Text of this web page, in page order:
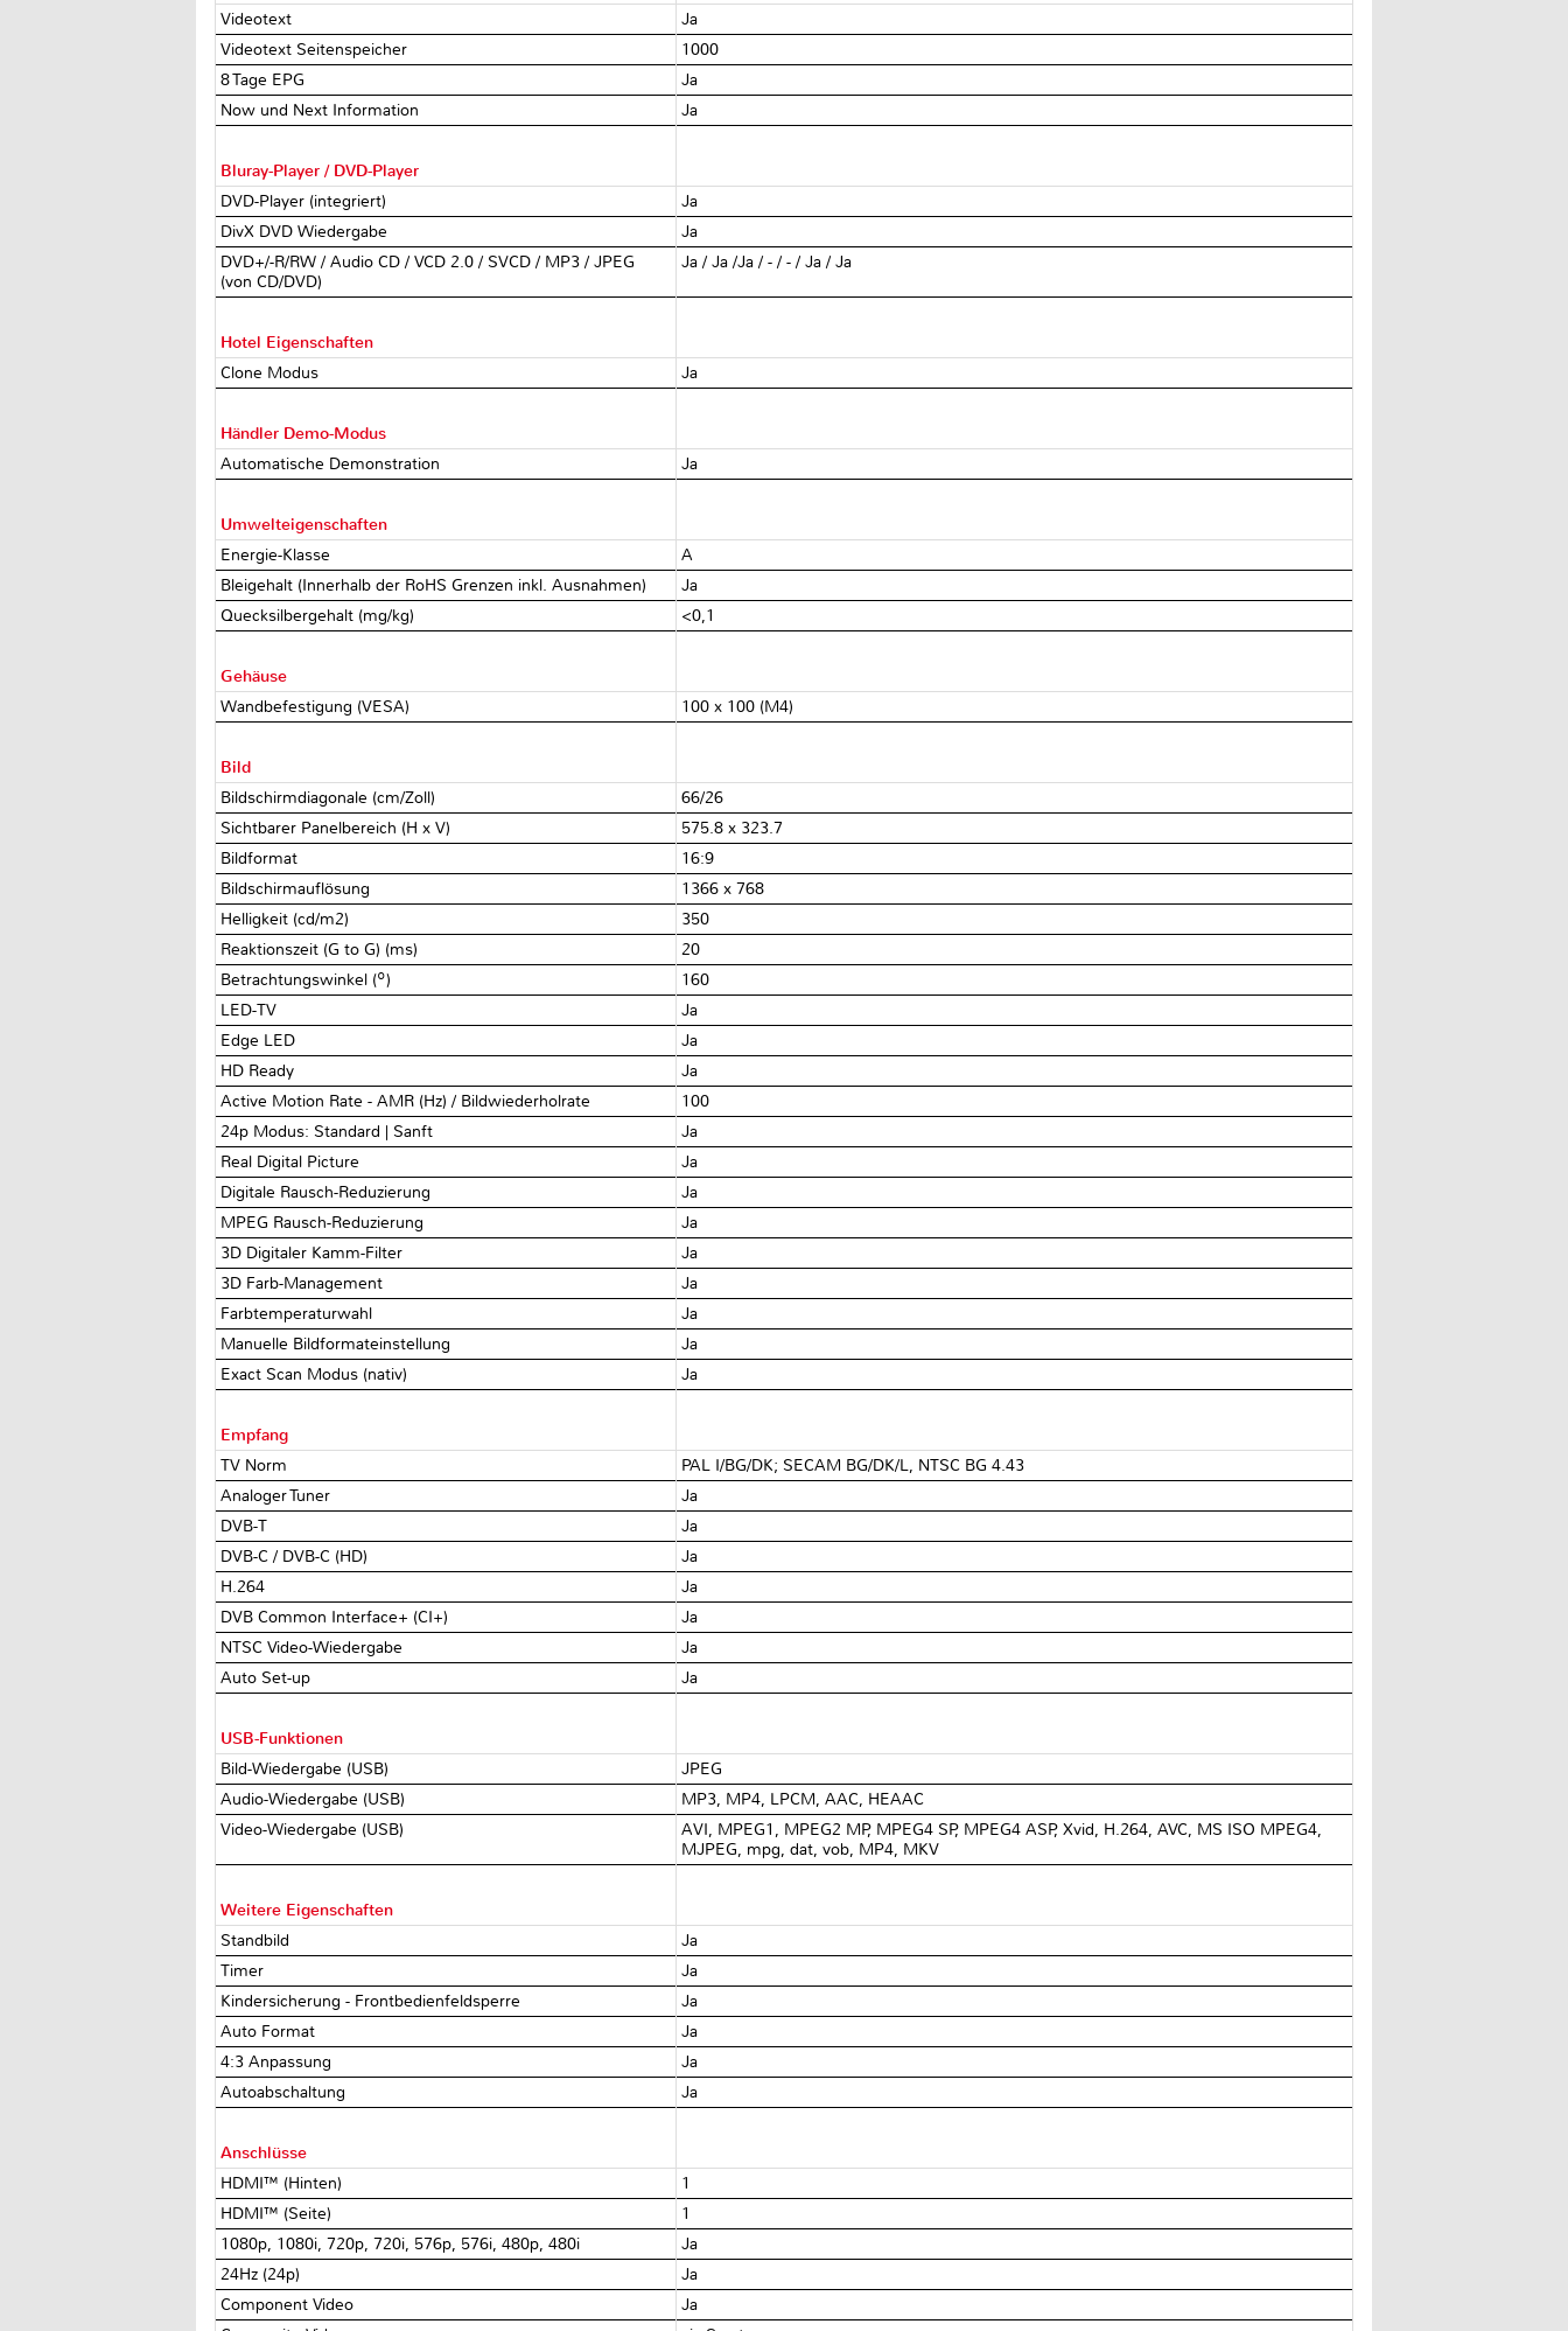
Videotext
Ja
Videotext Seitenspeicher
1000
8 Tage EPG
Ja
Now und Next Information
Ja
Bluray-Player / DVD-Player
DVD-Player (integriert)
Ja
DivX DVD Wiedergabe
Ja
DVD+/-R/RW / Audio CD / VCD 2.0 / SVCD / MP3 / JPEG
(von CD/DVD)
Ja / Ja /Ja / - / - / Ja / Ja
Hotel Eigenschaften
Clone Modus
Ja
Händler Demo-Modus
Automatische Demonstration
Ja
Umwelteigenschaften
Energie-Klasse
A
Bleigehalt (Innerhalb der RoHS Grenzen inkl. Ausnahmen)
Ja
Quecksilbergehalt (mg/kg)
<0,1
Gehäuse
Wandbefestigung (VESA)
100 x 100 (M4)
Bild
Bildschirmdiagonale (cm/Zoll)
66/26
Sichtbarer Panelbereich (H x V)
575.8 x 323.7
Bildformat
16:9
Bildschirmauflösung
1366 x 768
Helligkeit (cd/m2)
350
Reaktionszeit (G to G) (ms)
20
Betrachtungswinkel (º)
160
LED-TV
Ja
Edge LED
Ja
HD Ready
Ja
Active Motion Rate - AMR (Hz) / Bildwiederholrate
100
24p Modus: Standard | Sanft
Ja
Real Digital Picture
Ja
Digitale Rausch-Reduzierung
Ja
MPEG Rausch-Reduzierung
Ja
3D Digitaler Kamm-Filter
Ja
3D Farb-Management
Ja
Farbtemperaturwahl
Ja
Manuelle Bildformateinstellung
Ja
Exact Scan Modus (nativ)
Ja
Empfang
TV Norm
PAL I/BG/DK; SECAM BG/DK/L, NTSC BG 4.43
Analoger Tuner
Ja
DVB-T
Ja
DVB-C / DVB-C (HD)
Ja
H.264
Ja
DVB Common Interface+ (CI+)
Ja
NTSC Video-Wiedergabe
Ja
Auto Set-up
Ja
USB-Funktionen
Bild-Wiedergabe (USB)
JPEG
Audio-Wiedergabe (USB)
MP3, MP4, LPCM, AAC, HEAAC
Video-Wiedergabe (USB)
AVI, MPEG1, MPEG2 MP, MPEG4 SP, MPEG4 ASP, Xvid, H.264, AVC, MS ISO MPEG4,
MJPEG, mpg, dat, vob, MP4, MKV
Weitere Eigenschaften
Standbild
Ja
Timer
Ja
Kindersicherung - Frontbedienfeldsperre
Ja
Auto Format
Ja
4:3 Anpassung
Ja
Autoabschaltung
Ja
Anschlüsse
HDMI™ (Hinten)
1
HDMI™ (Seite)
1
1080p, 1080i, 720p, 720i, 576p, 576i, 480p, 480i
Ja
24Hz (24p)
Ja
Component Video
Ja